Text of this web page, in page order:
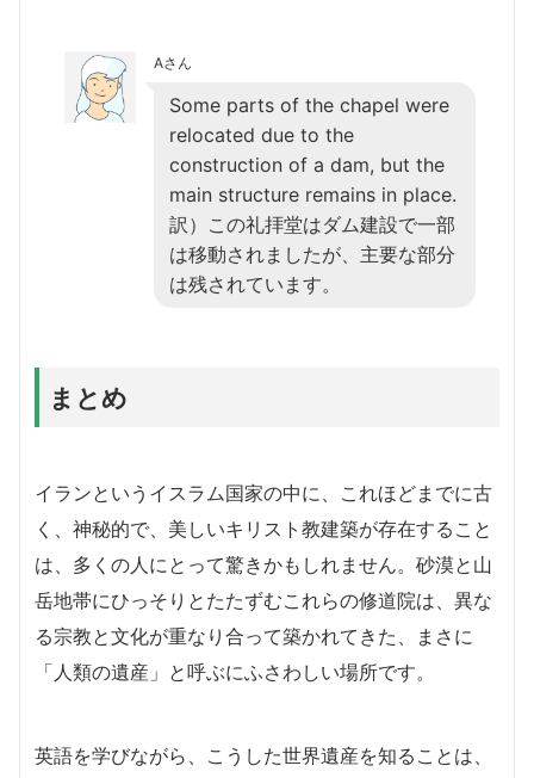
Aさん
Some parts of the chapel were
relocated due to the
construction of a dam, but the
main structure remains in place.
訳）この礼拝堂はダム建設で一部
は移動されましたが、主要な部分
は残されています。
まとめ
イランというイスラム国家の中に、これほどまでに古
く、神秘的で、美しいキリスト教建築が存在すること
は、多くの人にとって驚きかもしれません。砂漠と山
岳地帯にひっそりとたたずむこれらの修道院は、異な
る宗教と文化が重なり合って築かれてきた、まさに
「人類の遺産」と呼ぶにふさわしい場所です。
英語を学びながら、こうした世界遺産を知ることは、